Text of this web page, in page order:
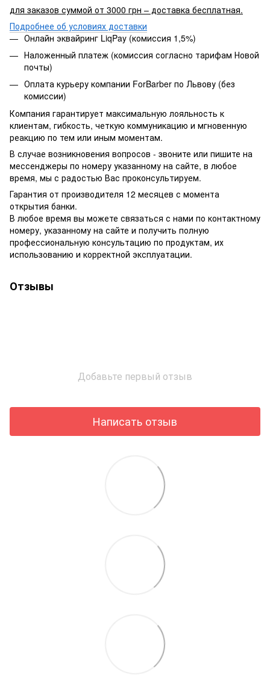
для заказов суммой от 3000 грн – доставка бесплатная.
Подробнее об условиях доставки
Онлайн эквайринг LiqPay (комиссия 1,5%)
Наложенный платеж (комиссия согласно тарифам Новой
почты)
Оплата курьеру компании ForBarber по Львову (без
комиссии)
Компания гарантирует максимальную лояльность к
клиентам, гибкость, четкую коммуникацию и мгновенную
реакцию по тем или иным моментам.
В случае возникновения вопросов - звоните или пишите на
мессенджеры по номеру указанному на сайте, в любое
время, мы с радостью Вас проконсультируем.
Гарантия от производителя 12 месяцев с момента
открытия банки.
В любое время вы можете связаться с нами по контактному
номеру, указанному на сайте и получить полную
профессиональную консультацию по продуктам, их
использованию и корректной эксплуатации.
Отзывы
Добавьте первый отзыв
Написать отзыв